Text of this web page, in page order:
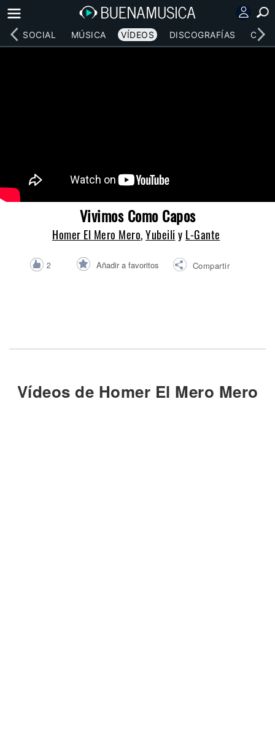
RED SOCIAL MÚSICA VÍDEOS DISCOGRAFÍAS
Vivimos Como Capos
Homer El Mero Mero,Yubeili y L-Gante
2 Añadir a favoritos Compartir
Vídeos de Homer El Mero Mero